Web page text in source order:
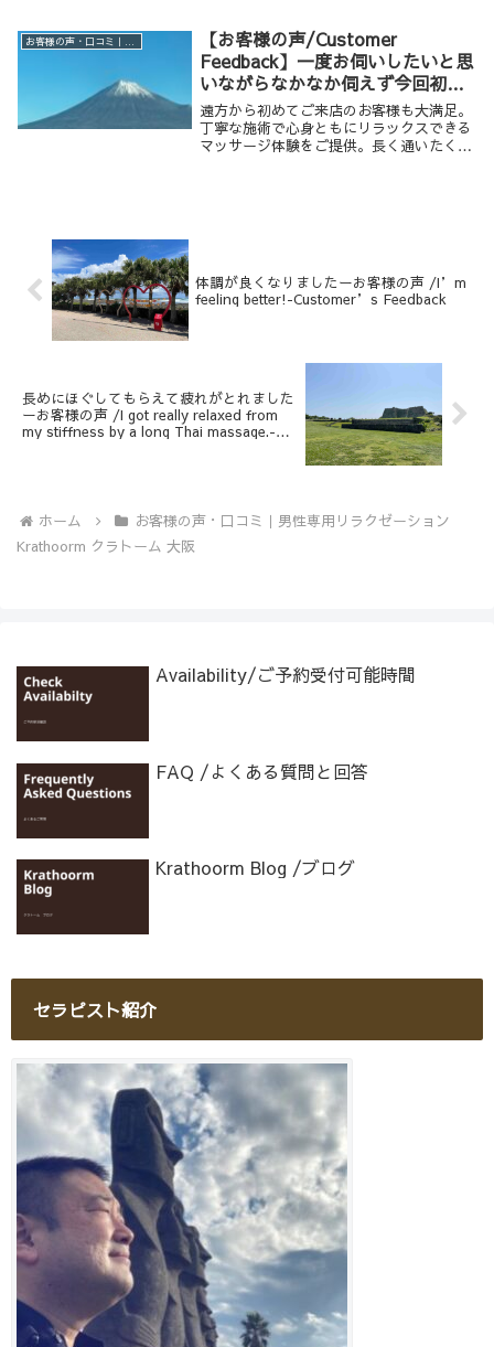
ワーク １８０分 （...
お客様の声・口コミ｜男性専用リラクゼーション Krathoorm クラトーム 大阪
【お客様の声/Customer
Feedback】一度お伺いしたいと思
いながらなかなか伺えず今回初め
て利用/I had wanted to visit for
some time, and finally got the
chance to try it.
遠方から初めてご来店のお客様も大満足。
丁寧な施術で心身ともにリラックスできる
マッサージ体験をご提供。長く通いたくな
体調が良くなりましたーお客様の声 /I’m
feeling better!-Customer’s Feedback
長めにほぐしてもらえて疲れがとれました
ーお客様の声 /I got really relaxed from
my stiffness by a long Thai massage.-
ホーム
お客様の声・口コミ｜男性専用リラクゼーション
Krathoorm クラトーム 大阪
Availability/ご予約受付可能時間
FAQ /よくある質問と回答
Krathoorm Blog /ブログ
セラピスト紹介